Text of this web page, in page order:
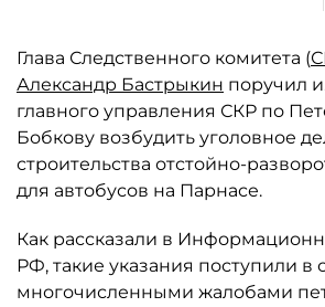
Глава Следственного комитета (
Александр Бастрыкин поручил
главного управления СКР по
Бобкову возбудить уголовное
строительства отстойно-
для автобусов на Парнасе.
Как рассказали в
РФ, такие указания поступили в
многочисленными жалобами